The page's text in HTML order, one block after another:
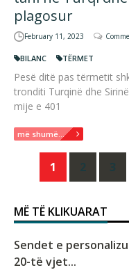
plagosur
February 11, 2023
BILANC TËRMET
Pesë ditë pas tërmetit
tronditi Turqinë dhe
mije e 401
më shumë...
Posts
navigation
1 2 3
MË TË KLIKUARAT
Sendet e
20-të vjet...